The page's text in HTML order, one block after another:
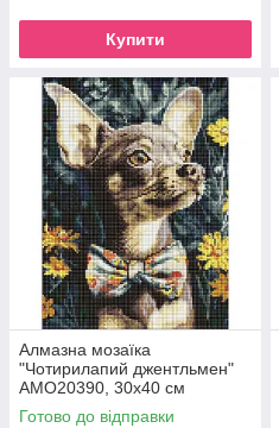
Купити
Алмазна мозаїка
"Чотирилапий джентльмен"
AMO20390, 30х40 см
Готово до відправки